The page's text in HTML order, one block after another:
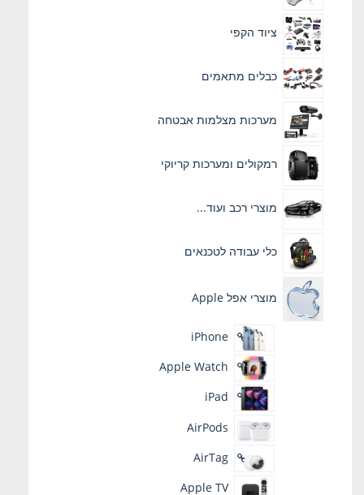
ציוד הקפי
כבלים מתאמים
מערכות מצלמות אבטחה
רמקולים ומערכות קריוקי
מוצרי רכב ועוד...
כלי עבודה לטכנאים
מוצרי אפל Apple
iPhone
Apple Watch
iPad
AirPods
AirTag
Apple TV